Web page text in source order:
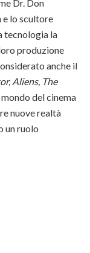
Dr. Don
e lo scultore
tecnologia la
produzione
anche il
Aliens, The
del cinema
nuove realtà
un ruolo